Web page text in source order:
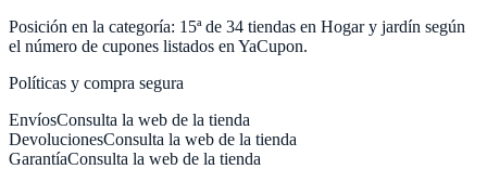
Posición en la categoría: 15ª de 34 tiendas en Hogar y jardín según
el número de cupones listados en YaCupon.
Políticas y compra segura
EnvíosConsulta la web de la tienda
DevolucionesConsulta la web de la tienda
GarantíaConsulta la web de la tienda